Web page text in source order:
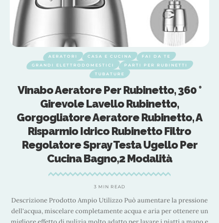
AERATORI CASA E CUCINA
FAI DA TE
GRANDI ELETTRODOMESTICI
PARTI PER RUBINETTI
TUBATURE
Vinabo Aeratore Per Rubinetto, 360 °
Girevole Lavello Rubinetto,
Gorgogliatore Aeratore Rubinetto, A
Risparmio Idrico Rubinetto Filtro
Regolatore Spray Testa Ugello Per
Cucina Bagno,2 Modalità
3 MIN READ
Descrizione Prodotto Ampio Utilizzo Può aumentare la pressione
dell'acqua, miscelare completamente acqua e aria per ottenere un